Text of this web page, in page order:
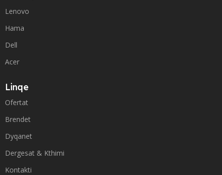
Lenovo
Hama
Dell
Acer
Linqe
Ofertat
Brendet
Dyqanet
Dergesat & Kthimi
Kontakti